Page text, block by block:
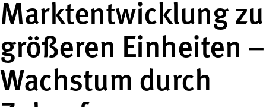
Marktentwicklung zu
größeren Einheiten –
Wachstum durch